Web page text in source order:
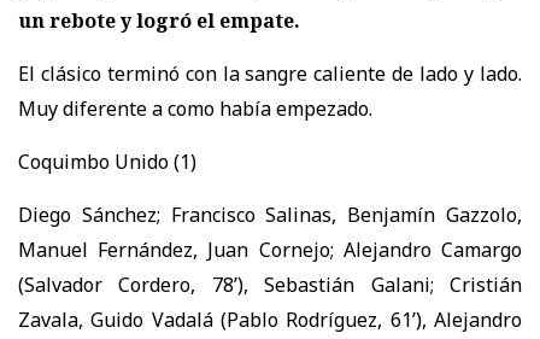
un rebote y logró el empate.
El clásico terminó con la sangre caliente de lado y lado.
Muy diferente a como había empezado.
Coquimbo Unido (1)
Diego Sánchez; Francisco Salinas, Benjamín Gazzolo,
Manuel Fernández, Juan Cornejo; Alejandro Camargo
(Salvador Cordero, 78’), Sebastián Galani; Cristián
Zavala, Guido Vadalá (Pablo Rodríguez, 61’), Alejandro